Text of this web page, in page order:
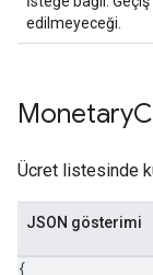
edilmeyeceği.
Monetary
Ücret listesinde
JSON gösterimi
{